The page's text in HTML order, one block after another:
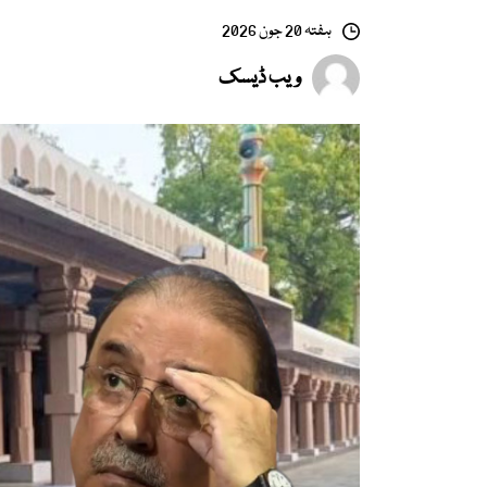
ہفتہ 20 جون 2026
ویب ڈیسک